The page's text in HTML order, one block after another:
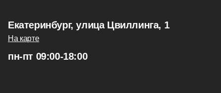
Екатеринбург, улица Цвиллинга, 1
На карте
пн-пт 09:00-18:00